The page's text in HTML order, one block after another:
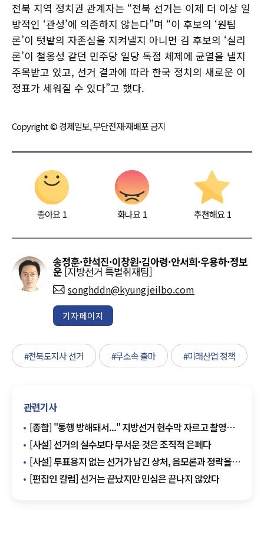
전북 지역 정치권 관계자는 “전북 선거는 이제 더 이상 일
방적인 ‘관성’에 의존하지 않는다”며 “이 후보의 ‘원팀
론’이 텃밭의 자존심을 지켜낼지 아니면 김 후보의 ‘실리
론’이 철옹성 같던 민주당 일당 독점 체제에 균열을 낼지
주목받고 있고, 선거 결과에 따라 한국 정치의 새로운 이
정표가 세워질 수 있다”고 했다.
Copyright © 경제일보, 무단전재·재배포 금지
좋아요 1 화나요 1 추천해요 1
송정훈·한석진·이창원·김아령·안서희·우용하·정보
운 [지방선거 특별취재팀]
songhddn@kyungjeilbo.com
기자페이지
#전북도지사 선거 #무소속 출마 #미래산업 정책
관련기사
[종합] "통행 방해돼서..." 지방선거 현수막 자르고 촬영
시민에 야구방망이 휘두른 50대 징역 2년
[사설] 선거의 실수보다 무서운 것은 조직적 은폐다
[사설] 투표용지 없는 선거가 남긴 상처, 음모론과 정략을
넘어 시스템 개혁이 먼저다
[편집인 칼럼] 선거는 끝났지만 민심은 끝나지 않았다